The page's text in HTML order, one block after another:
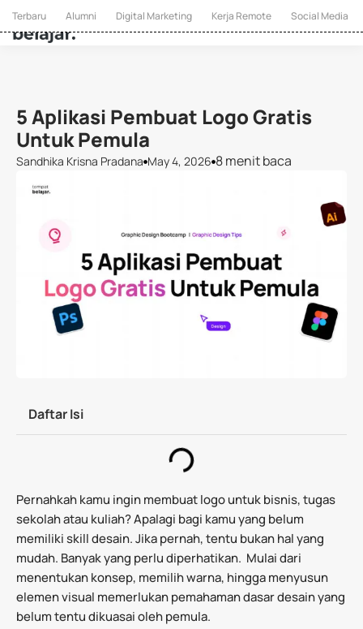
Terbaru Alumni Digital Marketing Kerja Remote Social Media
5 Aplikasi Pembuat Logo Gratis
Untuk Pemula
Sandhika Krisna Pradana May 4, 2026 8 menit baca
Daftar Isi
Pernahkah kamu ingin membuat logo untuk bisnis, tugas
sekolah atau kuliah? Apalagi bagi kamu yang belum
memiliki skill desain. Jika pernah, tentu bukan hal yang
mudah. Banyak yang perlu diperhatikan. Mulai dari
menentukan konsep, memilih warna, hingga menyusun
elemen visual memerlukan pemahaman dasar desain yang
belum tentu dikuasai oleh pemula.